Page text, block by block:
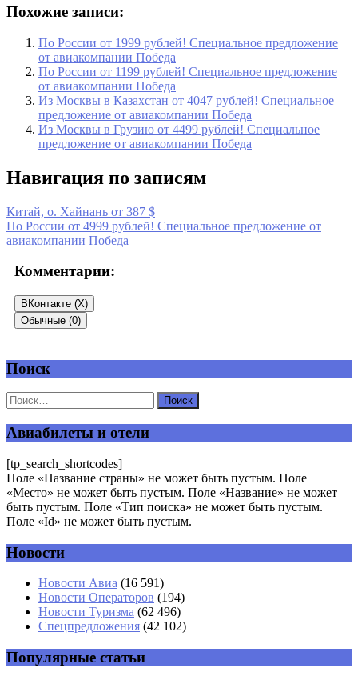
Похожие записи:
По России от 1999 рублей! Специальное предложение
от авиакомпании Победа
По России от 1199 рублей! Специальное предложение
от авиакомпании Победа
Из Москвы в Казахстан от 4047 рублей! Специальное
предложение от авиакомпании Победа
Из Москвы в Грузию от 4499 рублей! Специальное
предложение от авиакомпании Победа
Навигация по записям
Китай, о. Хайнань от 387 $
По России от 4999 рублей! Специальное предложение от
авиакомпании Победа
Комментарии:
ВКонтакте (X)
Обычные (0)
Добавить комментарий
Ваш адрес email не будет опубликован.
Имя *
Email*
Поиск
Авиабилеты и отели
[tp_search_shortcodes]
Поле «Название страны» не может быть пустым. Поле
«Место» не может быть пустым. Поле «Название» не может
быть пустым. Поле «Тип поиска» не может быть пустым.
Поле «Id» не может быть пустым.
Новости
Новости Авиа (16 591)
Новости Операторов (194)
Новости Туризма (62 496)
Спецпредложения (42 102)
Популярные статьи